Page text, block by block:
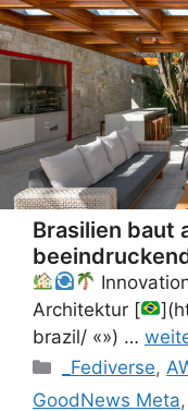
Brasilien baut
Architektur [
brazil/ «‌») …
Categories
_Fediverse,
GoodNews Meta,